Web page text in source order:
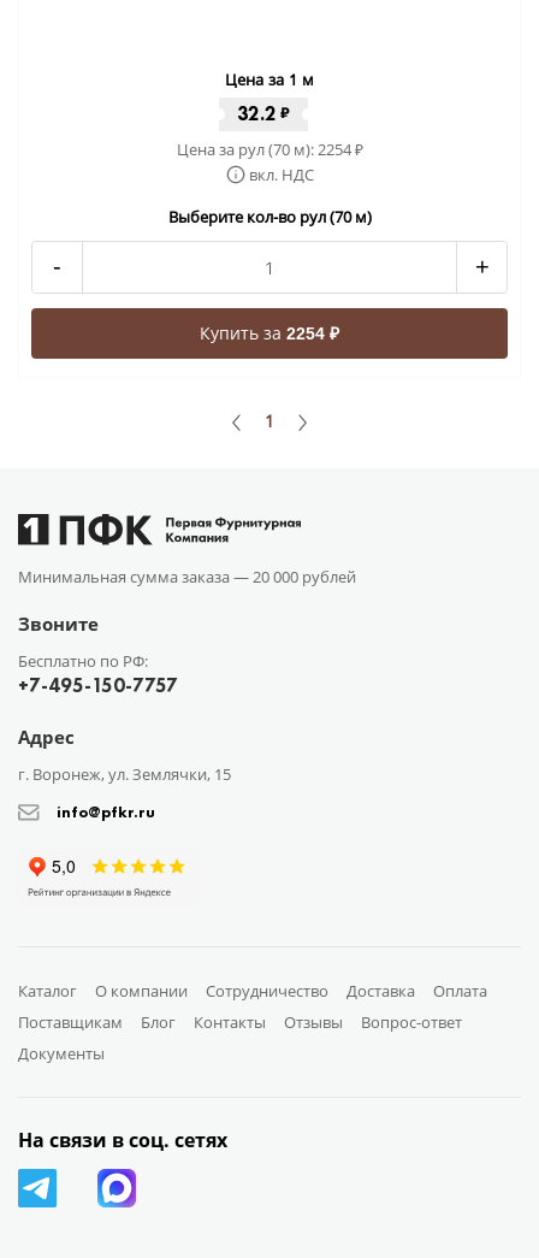
Цена за 1 м
32.2 ₽
Цена за рул (70 м):2254₽
вкл. НДС
Выберите кол-во рул (70 м)
- +
Купить за 2254 ₽
1
Минимальная сумма заказа —20 000 рублей
Звоните
Бесплатно по РФ:
+7-495-150-7757
Адрес
г. Воронеж, ул. Землячки, 15
info@pfkr.ru
Каталог О компании Сотрудничество Доставка
Оплата
Поставщикам
Блог Контакты Отзывы
Вопрос-ответ
Документы
На связи в соц. сетях